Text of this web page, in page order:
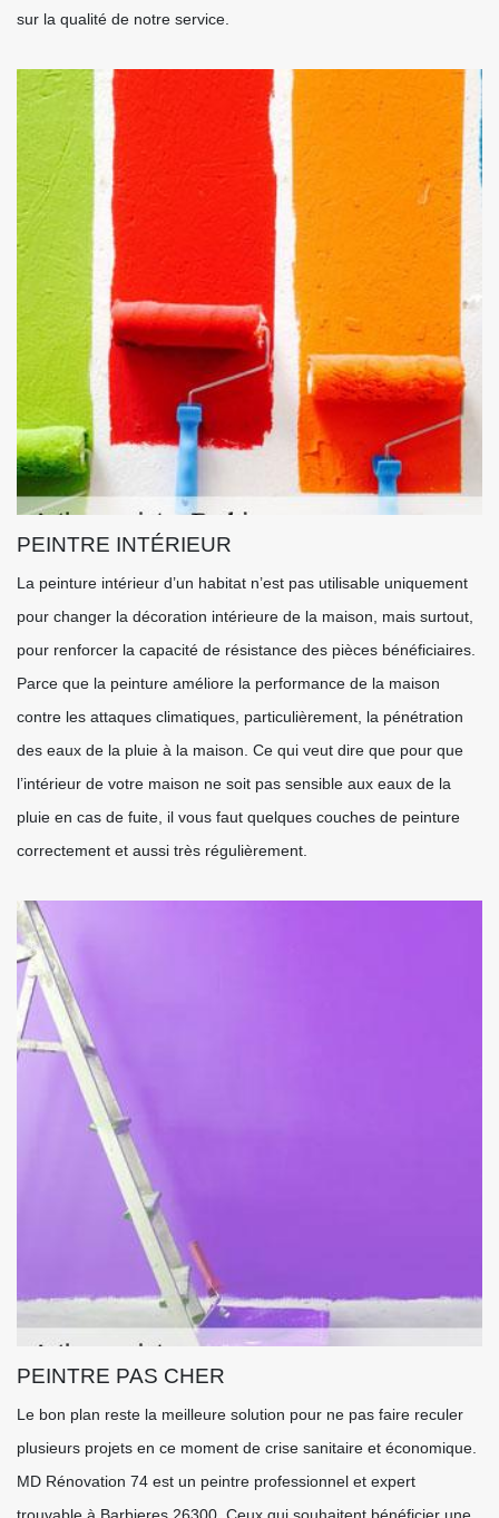
sur la qualité de notre service.
PEINTRE INTÉRIEUR
La peinture intérieur d’un habitat n’est pas utilisable uniquement
pour changer la décoration intérieure de la maison, mais surtout,
pour renforcer la capacité de résistance des pièces bénéficiaires.
Parce que la peinture améliore la performance de la maison
contre les attaques climatiques, particulièrement, la pénétration
des eaux de la pluie à la maison. Ce qui veut dire que pour que
l’intérieur de votre maison ne soit pas sensible aux eaux de la
pluie en cas de fuite, il vous faut quelques couches de peinture
correctement et aussi très régulièrement.
PEINTRE PAS CHER
Le bon plan reste la meilleure solution pour ne pas faire reculer
plusieurs projets en ce moment de crise sanitaire et économique.
MD Rénovation 74 est un peintre professionnel et expert